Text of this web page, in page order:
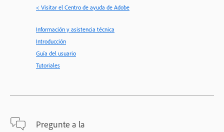
< Visitar el Centro de ayuda de Adobe
Información y asistencia técnica
Introducción
Guía del usuario
Tutoriales
Pregunte a la